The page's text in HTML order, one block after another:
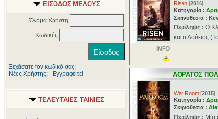
ΕΙΣΟΔΟΣ ΜΕΛΟΥΣ
Όνομα Χρήστη
Κωδικός
Ξεχάσατε τον κωδικό σας;
Νέος Χρήστης; - Εγγραφείτε!
ΤΕΛΕΥΤΑΙΕΣ ΤΑΙΝΙΕΣ
Risen [2016]
Κατηγορία :
Σκηνοθεσία :
Περίληψη : Ο
και ο Λούκιος
INFO
ΑΟΡΑΤΟΣ
War Room [2015]
Κατηγορία :
Σκηνοθεσία :
Περίληψη : Μία